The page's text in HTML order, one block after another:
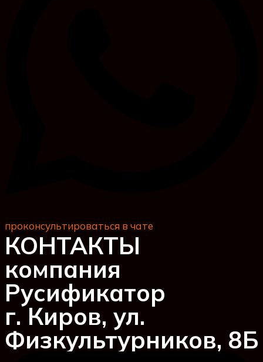
проконсультироваться в чате
КОНТАКТЫ
компания
Русификатор
г. Киров, ул.
Физкультурников, 8Б